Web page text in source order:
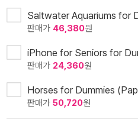
Saltwater Aquariums for
판매가 46,380원
iPhone for Seniors for
판매가 24,360원
Horses for Dummies
판매가 50,720원